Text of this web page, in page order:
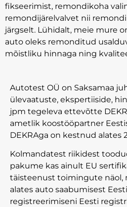
fikseerimist, remondikoha
remondijärelvalvet nii remondi
järgselt. Lühidalt, meie mure
auto oleks remonditud
mõistliku hinnaga ning
Autotest OÜ on Saksamaa
ülevaatuste, ekspertiiside,
jpm tegeleva ettevõtte
ametlik koostööpartner
DEKRAga on kestnud alates
Kolmandatest riikidest
pakume kas ainult EU
täisteenust toimingute näol,
alates auto saabumisest
registreerimiseni Eesti